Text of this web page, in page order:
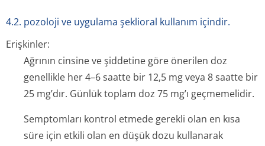
4.2. pozoloji ve uygulama şeklioral kullanım içindir.
Erişkinler:
Ağrının cinsine ve şiddetine göre önerilen doz
genellikle her 4–6 saatte bir 12,5 mg veya 8 saatte bir
25 mg’dır. Günlük toplam doz 75 mg’ı geçmemelidir.
Semptomları kontrol etmede gerekli olan en kısa
süre için etkili olan en düşük dozu kullanarak